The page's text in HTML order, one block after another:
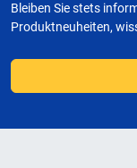
Bleiben Sie stets
Produktneuheiten,